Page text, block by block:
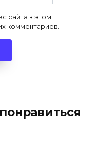
сайта в этом
комментариев.